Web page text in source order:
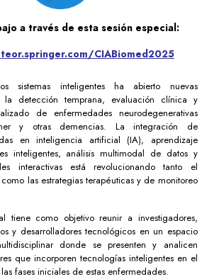
a través de esta sesión especial:
CIABiomed2025
sistemas inteligentes ha abierto nuevas
la detección temprana, evaluación clínica y
de enfermedades neurodegenerativas
y otras demencias. La integración de
en inteligencia artificial (IA), aprendizaje
inteligentes, análisis multimodal de datos y
interactivas está revolucionando tanto el
las estrategias terapéuticas y de monitoreo
tiene como objetivo reunir a investigadores,
y desarrolladores tecnológicos en un espacio
donde se presenten y analicen
que incorporen tecnologías inteligentes en el
fases iniciales de estas enfermedades.